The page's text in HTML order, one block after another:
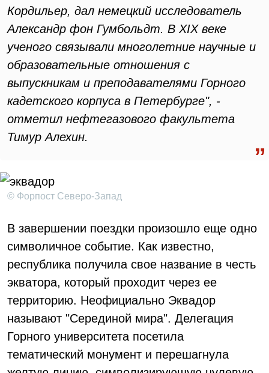
Кордильер, дал немецкий исследователь
Александр фон Гумбольдт. В XIX веке
ученого связывали многолетние научные и
образовательные отношения с
выпускникам и преподавателями Горного
кадетского корпуса в Петербурге", -
отметил нефтегазового факультета
Тимур Алехин.
© Форпост Северо-Запад
В завершении поездки произошло еще одно
символичное событие. Как известно,
республика получила свое название в честь
экватора, который проходит через ее
территорию. Неофициально Эквадор
называют "Серединой мира". Делегация
Горного университета посетила
тематический монумент и перешагнула